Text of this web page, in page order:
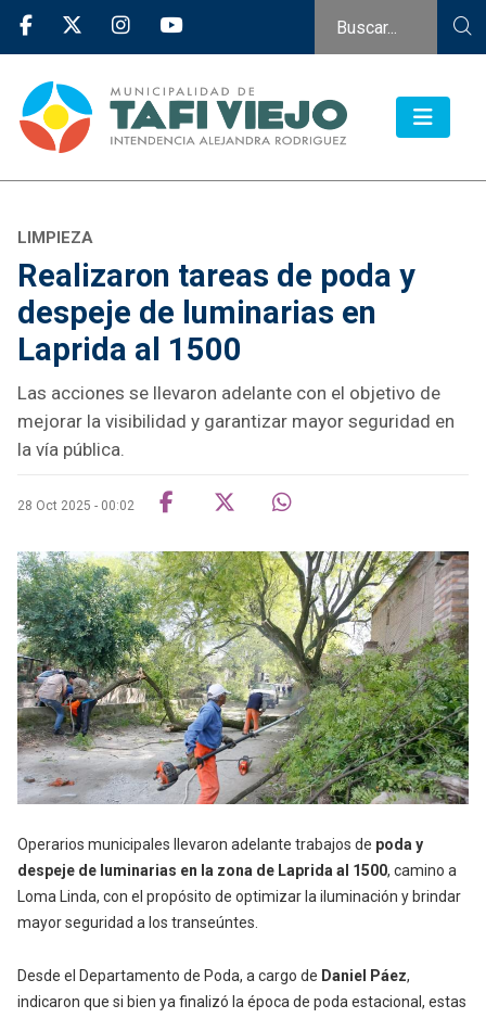
LIMPIEZA
Realizaron tareas de poda y
despeje de luminarias en
Laprida al 1500
Las acciones se llevaron adelante con el objetivo de
mejorar la visibilidad y garantizar mayor seguridad en
la vía pública.
28 Oct 2025 - 00:02
Operarios municipales llevaron adelante trabajos de poda y
despeje de luminarias en la zona de Laprida al 1500, camino a
Loma Linda, con el propósito de optimizar la iluminación y brindar
mayor seguridad a los transeúntes.
Desde el Departamento de Poda, a cargo de Daniel Páez,
indicaron que si bien ya finalizó la época de poda estacional, estas